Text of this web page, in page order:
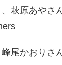
萩原あやさ
尾かおりさ